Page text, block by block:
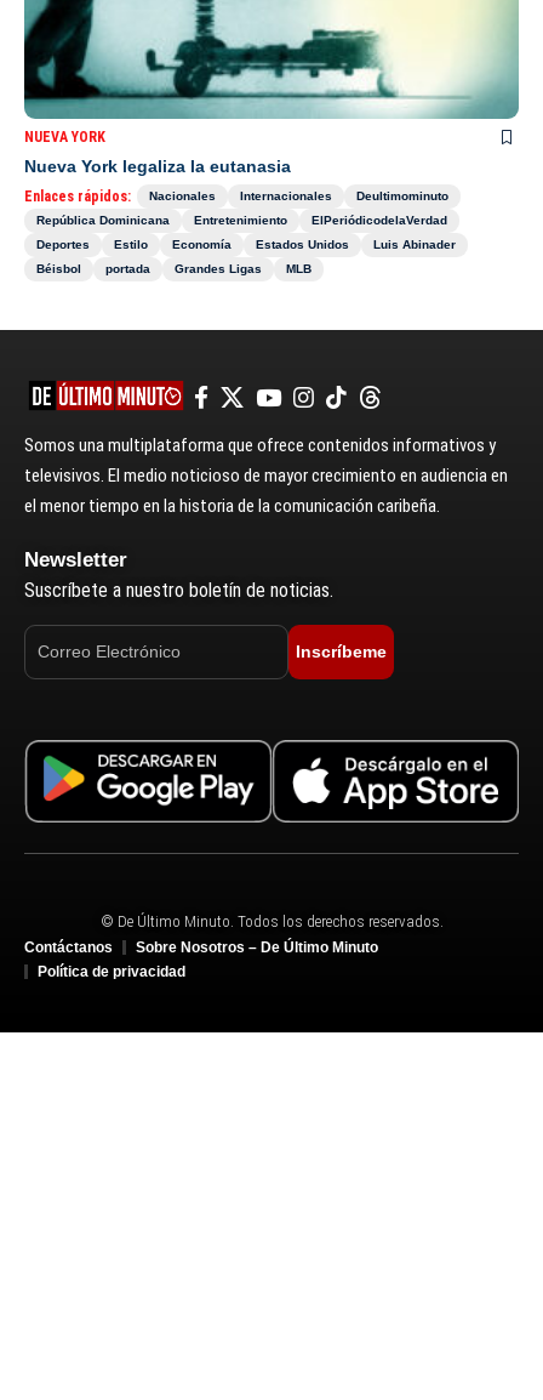
NUEVA YORK
Nueva York legaliza la eutanasia
Enlaces rápidos: Nacionales Internacionales
Deultimominuto
República Dominicana
Entretenimiento
ElPeriódicodelaVerdad
Deportes
Estilo Economía Estados Unidos
Luis Abinader
Béisbol
portada Grandes Ligas MLB
Somos una multiplataforma que ofrece contenidos informativos y
televisivos. El medio noticioso de mayor crecimiento en audiencia en
el menor tiempo en la historia de la comunicación caribeña.
Newsletter
Suscríbete a nuestro boletín de noticias.
Inscríbeme
© De Último Minuto. Todos los derechos reservados.
Contáctanos
Sobre Nosotros – De Último Minuto
Política de privacidad